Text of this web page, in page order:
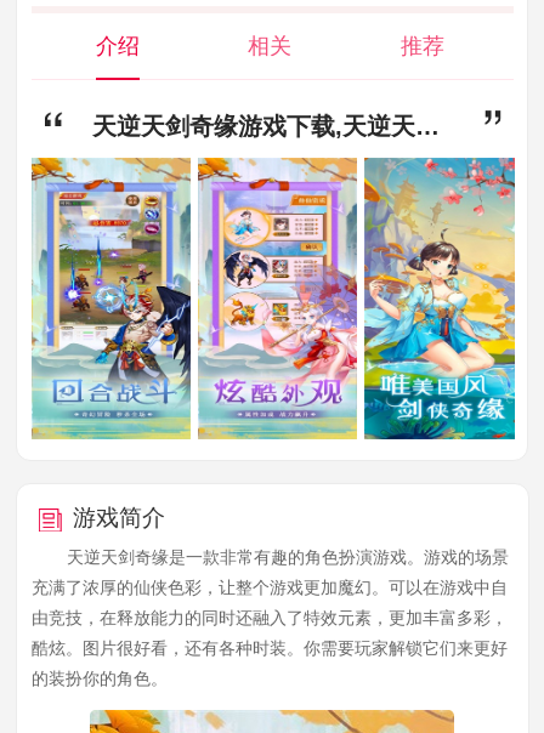
介绍 相关 推荐
天逆天剑奇缘游戏下载,天逆天剑奇缘官方最新版下载
游戏简介
天逆天剑奇缘是一款非常有趣的角色扮演游戏。游戏的场景
充满了浓厚的仙侠色彩，让整个游戏更加魔幻。可以在游戏中自
由竞技，在释放能力的同时还融入了特效元素，更加丰富多彩，
酷炫。图片很好看，还有各种时装。你需要玩家解锁它们来更好
的装扮你的角色。